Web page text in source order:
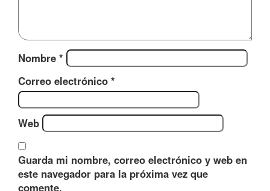
Nombre *
Correo electrónico *
Web
Guarda mi nombre, correo electrónico y web en
este navegador para la próxima vez que
comente.